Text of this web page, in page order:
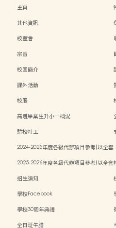
主頁
其他資訊
校董會
宗旨
校園簡介
課外活動
校服
高班畢業生升小一概況
駐校社工
2024-2025年度各級代辦項目參考(以全套
2025-2026年度各級代辦項目參考(以全套
招生須知
學校Facebook
學校30周年典禮
全日班午膳